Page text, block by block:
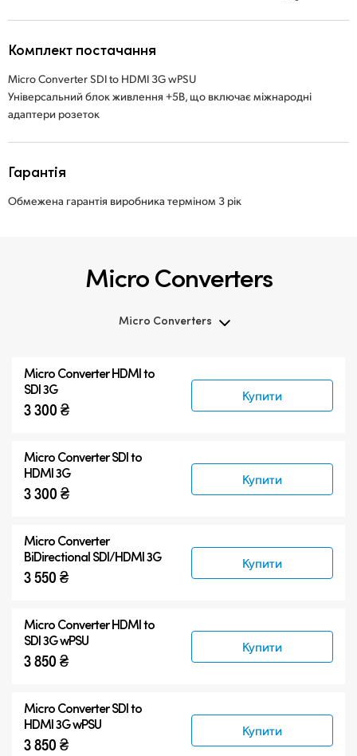
Комплект постачання
Micro Converter SDI to HDMI 3G wPSU
Універсальний блок живлення +5В, що включає міжнародні
адаптери розеток
Гарантія
Обмежена гарантія виробника терміном 3 рік
Micro Converters
Micro Converters
Аксесуари
Micro ConverterHDMI to
SDI 3G
3 300 ₴
Купити
Micro ConverterSDI to
HDMI 3G
3 300 ₴
Купити
Micro Converter
BiDirectional SDI/HDMI 3G
3 550 ₴
Купити
Micro ConverterHDMI to
SDI 3G wPSU
3 850 ₴
Купити
Micro ConverterSDI to
HDMI 3G wPSU
3 850 ₴
Купити